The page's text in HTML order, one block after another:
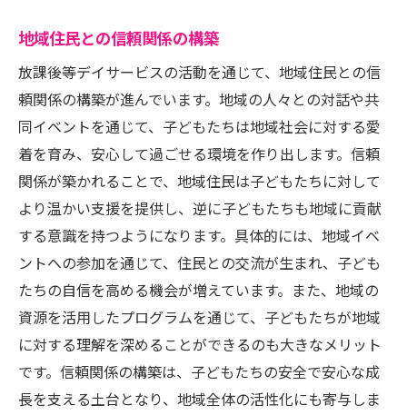
地域住民との信頼関係の構築
放課後等デイサービスの活動を通じて、地域住民との信
頼関係の構築が進んでいます。地域の人々との対話や共
同イベントを通じて、子どもたちは地域社会に対する愛
着を育み、安心して過ごせる環境を作り出します。信頼
関係が築かれることで、地域住民は子どもたちに対して
より温かい支援を提供し、逆に子どもたちも地域に貢献
する意識を持つようになります。具体的には、地域イベ
ントへの参加を通じて、住民との交流が生まれ、子ども
たちの自信を高める機会が増えています。また、地域の
資源を活用したプログラムを通じて、子どもたちが地域
に対する理解を深めることができるのも大きなメリット
です。信頼関係の構築は、子どもたちの安全で安心な成
長を支える土台となり、地域全体の活性化にも寄与しま